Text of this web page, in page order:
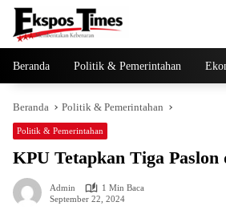
Langsung
konten
Beranda Politik & Pemerintahan
Beranda Politik & Pemerintahan
Politik & Pemerintahan
KPU Tetapkan Tiga
Admin
1 Min Baca
September 22, 2024